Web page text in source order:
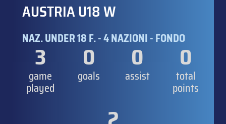
AUSTRIA U18 W
NAZ. UNDER 18 F. - 4 NAZIONI - FONDO
3
game
played
0
goals
0
assist
0
total
points